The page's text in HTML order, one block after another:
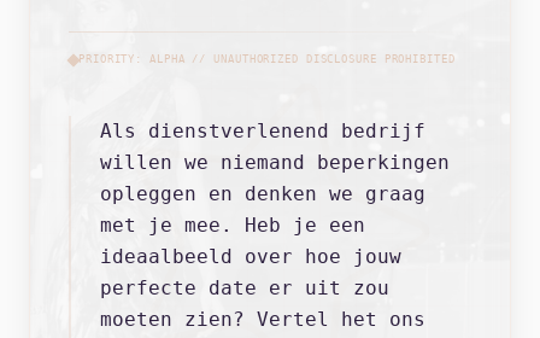
PRIORITY: ALPHA // UNAUTHORIZED DISCLOSURE PROHIBITED
Als dienstverlenend bedrijf
willen we niemand beperkingen
opleggen en denken we graag
met je mee. Heb je een
ideaalbeeld over hoe jouw
perfecte date er uit zou
moeten zien? Vertel het ons